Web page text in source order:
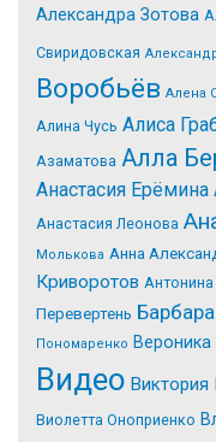
Александра Зотова
Свиридовская
Воробьёв Алена
Алина Чусь Алиса
Азаматова Алла
Анастасия Ерёмина
Анастасия Леонова
Молькова Анна
Криворотов
Перевертень
Пономаренко
Видео Виктория
Виолетта Оноприенко